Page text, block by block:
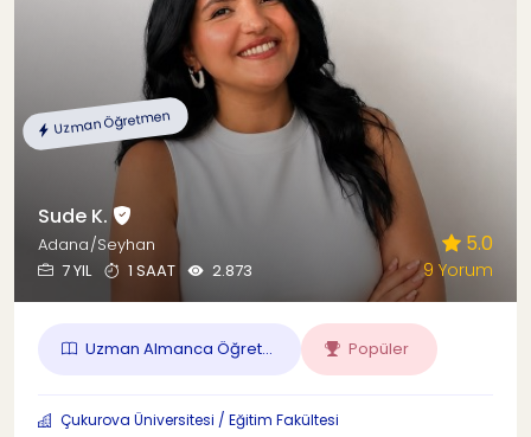
Uzman Öğretmen
Sude K.
Adana/Seyhan
7 YIL
1 SAAT 2.873
5.0
9 Yorum
Uzman Almanca Öğret... Popüler
Çukurova Üniversitesi / Eğitim Fakültesi